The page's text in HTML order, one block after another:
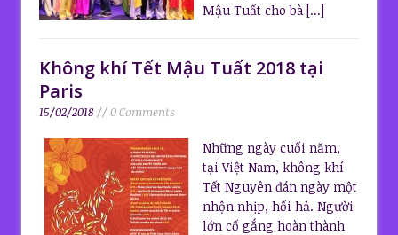
Mậu Tuất cho bà [...]
Không khí Tết Mậu Tuất 2018 tại
Paris
15/02/2018 // 0 Comments
Những ngày cuối năm,
tại Việt Nam, không khí
Tết Nguyên đán ngày một
nhộn nhịp, hối hả. Người
lớn cố gắng hoàn thành